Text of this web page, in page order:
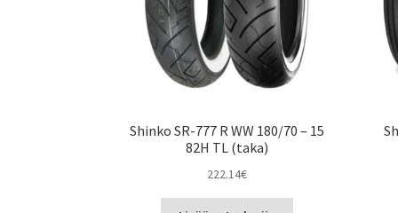
Shinko SR-777 R WW 180/70 – 15
82H TL (taka)
222.14€